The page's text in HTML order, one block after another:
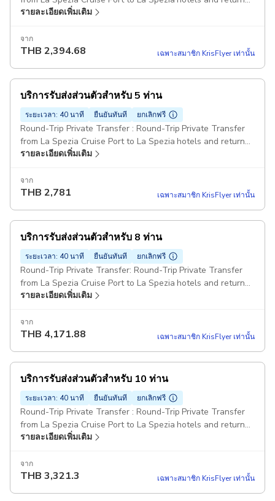
for 14 passengers Comfort Class Minivans: For party over 7
รายละเอียดเพิ่มเติม
จาก
THB 2,394.68 เฉพาะสมาชิก KrisFlyer เท่านั้น
บริการรับส่งส่วนตัวสำหรับ 5 ท่าน
ระยะเวลา: 40 นาที ยืนยันทันที ยกเลิกฟรี
Round-Trip Private Transfer : Round-Trip Private Transfer
from La Spezia Cruise Port to La Spezia hotels and return
for 5 passengers Comfort Class Minivans Pickup included
รายละเอียดเพิ่มเติม
จาก
THB 2,781 เฉพาะสมาชิก KrisFlyer เท่านั้น
บริการรับส่งส่วนตัวสำหรับ 8 ท่าน
ระยะเวลา: 40 นาที ยืนยันทันที ยกเลิกฟรี
Round-Trip Private Transfer: Round-Trip Private Transfer
from La Spezia Cruise Port to La Spezia hotels and return
for 8 passengers Comfort Class Minivans: For party over 7
รายละเอียดเพิ่มเติม
จาก
THB 4,171.88 เฉพาะสมาชิก KrisFlyer เท่านั้น
บริการรับส่งส่วนตัวสำหรับ 10 ท่าน
ระยะเวลา: 40 นาที ยืนยันทันที ยกเลิกฟรี
Round-Trip Private Transfer : Round-Trip Private Transfer
from La Spezia Cruise Port to La Spezia hotels and return
for 10 passengers Comfort Class Minivans: For party over 7
รายละเอียดเพิ่มเติม
จาก
THB 3,321.3 เฉพาะสมาชิก KrisFlyer เท่านั้น